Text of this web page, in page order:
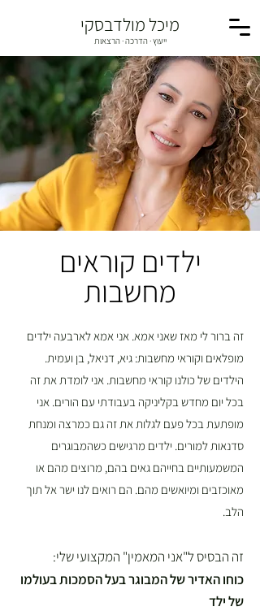
ייעוץ · הדרכה · הרצאות
מיכל מולדבסקי
זה ברור לי מאז שאני אמא. אני אמא לארבעה ילדים
מופלאים וקוראי מחשבות: גיא, דניאל, בן ועמית.
הילדים של כולנו קוראי מחשבות. אני לומדת את זה
בכל יום מחדש בקליניקה בעבודתי עם הורים. אני
מופתעת בכל פעם לגלות את זה גם כמרצה ומנחת
סדנאות למורים. ילדים מרגישים כשהמבוגרים
המשמעותיים בחייהם גאים בהם, מרוצים מהם או
מאוכזבים ומיואשים מהם. הם רואים לנו ישר אל תוך
הלב.
זה הבסיס ל"אני המאמין" המקצועי שלי:
כוחו האדיר של המבוגר בעל הסמכות בעולמו
של ילד
ילדים קוראים
מחשבות